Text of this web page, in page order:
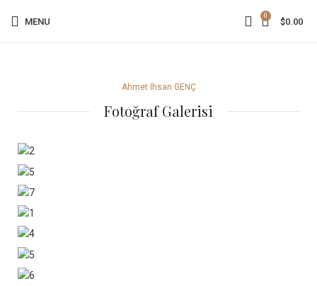
MENU
0
$0.00
Ahmet İhsan GENÇ
Fotoğraf Galerisi